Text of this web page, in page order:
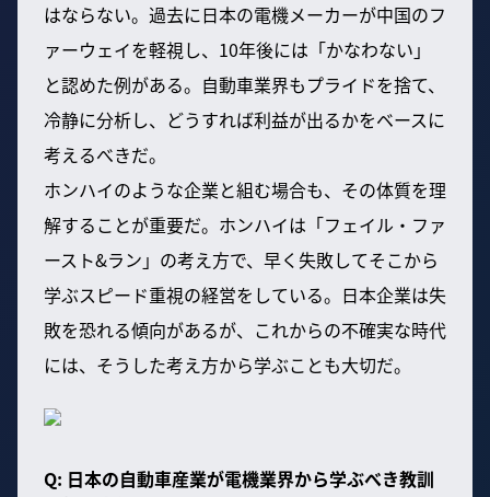
はならない。過去に日本の電機メーカーが中国のフ
ァーウェイを軽視し、10年後には「かなわない」
と認めた例がある。自動車業界もプライドを捨て、
冷静に分析し、どうすれば利益が出るかをベースに
考えるべきだ。
ホンハイのような企業と組む場合も、その体質を理
解することが重要だ。ホンハイは「フェイル・ファ
ースト&ラン」の考え方で、早く失敗してそこから
学ぶスピード重視の経営をしている。日本企業は失
敗を恐れる傾向があるが、これからの不確実な時代
には、そうした考え方から学ぶことも大切だ。
Q: 日本の自動車産業が電機業界から学ぶべき教訓